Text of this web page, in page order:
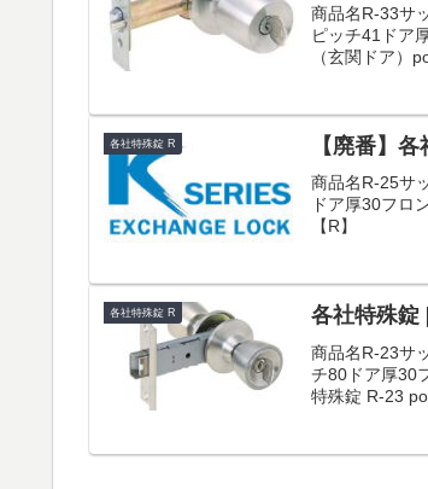
商品名R-33サ
ピッチ41ドア
（玄関ドア）
各社特殊錠 R 【廃番】
商品名R-25サ
ドア厚30フロ
【R】
各社特殊錠 R 各社特殊錠
商品名R-23サ
チ80ドア厚30
特殊錠 R-23